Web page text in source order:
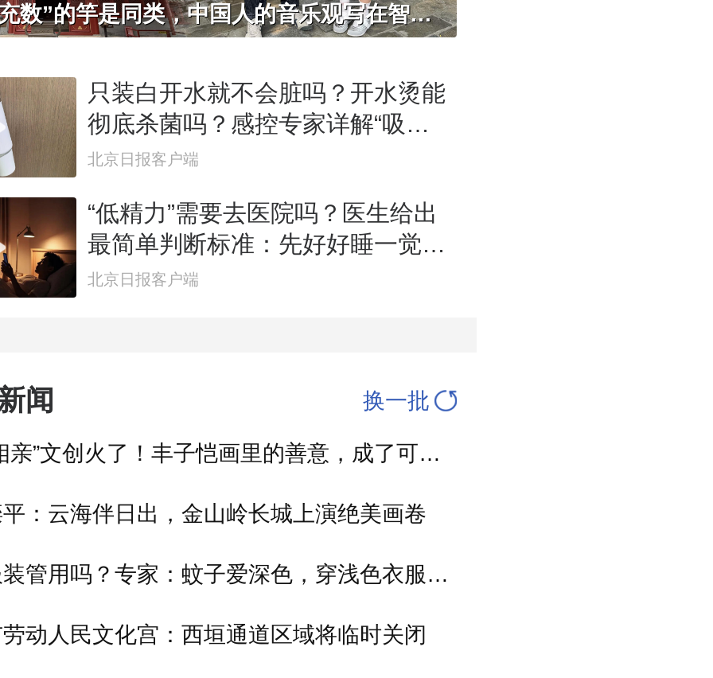
和“滥竽充数”的竽是同类，中国人的音乐观写在智化寺京音乐的乐器里
只装白开水就不会脏吗？开水烫能
彻底杀菌吗？感控专家详解“吸管
杯”藏菌真相｜都视频·热观察
北京日报客户端
“低精力”需要去医院吗？医生给出
最简单判断标准：先好好睡一觉｜
都视频·热观察
北京日报客户端
闻 换一批
“鹬蚌相亲”文创火了！丰子恺画里的善意，成了可以随身携带的治愈感
：云海伴日出，金山岭长城上演绝美画卷
防蚊服装管用吗？专家：蚊子爱深色，穿浅色衣服不易招蚊子
动人民文化宫：西垣通道区域将临时关闭